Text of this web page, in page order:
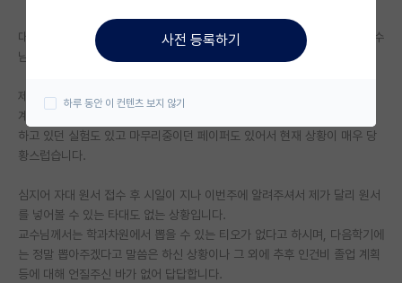
미국 대학원 합격 후기 게시판
대학원생 모집 게시판
연구실(PI) 홍보 게시판
석박사 채용 정보 게시판
임용 정보 게시판
학부 인턴 게시판
취업 게시판
대학원 진학예정 학부연구생을 하다가 이번 후기 입학 원서를 넣었는데 교수
님께서 못뽑아주신다 하십니다.
제가 금번 후기 입학예정이라는 사실은 교수님께서도 1년 전부터 인지하고
계셨으며, 지난 2년간 학부연구생을 해왔습니다. 또한, 현재 사수분과 진행
하고 있던 실험도 있고 마무리중이던 페이퍼도 있어서 현재 상황이 매우 당
황스럽습니다.
심지어 자대 원서 접수 후 시일이 지나 이번주에 알려주셔서 제가 달리 원서
를 넣어볼 수 있는 타대도 없는 상황입니다.
교수님께서는 학과차원에서 뽑을 수 있는 티오가 없다고 하시며, 다음학기에
는 정말 뽑아주겠다고 말씀은 하신 상황이나 그 외에 추후 인건비 졸업 계획
등에 대해 언질주신 바가 없어 답답합니다.
사전 등록하기
하루 동안 이 컨텐츠 보지 않기